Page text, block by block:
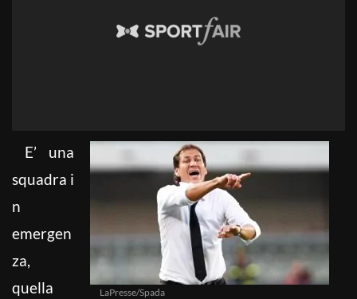
LaPresse/Spada
E’ una
squadra i
n
emergen
za,
quella